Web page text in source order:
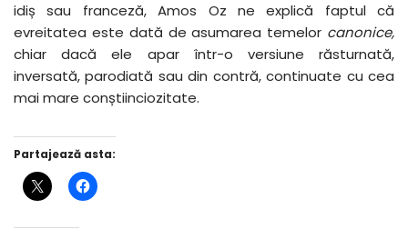
idiș sau franceză, Amos Oz ne explică faptul că
evreitatea este dată de asumarea temelor canonice,
chiar dacă ele apar într-o versiune răsturnată,
inversată, parodiată sau din contră, continuate cu cea
mai mare conștiinciozitate.
Partajează asta: